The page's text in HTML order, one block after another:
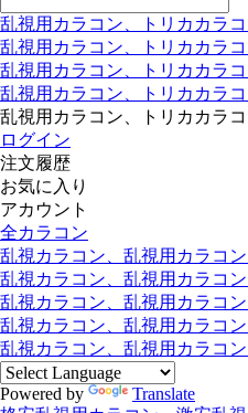
乱視用カラコン、トリカカラ
乱視用カラコン、トリカカラ
乱視用カラコン、トリカカラ
乱視用カラコン、トリカカラ
乱視用カラコン、トリカカラ
ログイン
注文履歴
お気に入り
アカウント
全カラコン
乱視カラコン、乱視用カラコ
乱視カラコン、乱視用カラコ
乱視カラコン、乱視用カラコ
乱視カラコン、乱視用カラコ
乱視カラコン、乱視用カラコ
Powered by
Translate